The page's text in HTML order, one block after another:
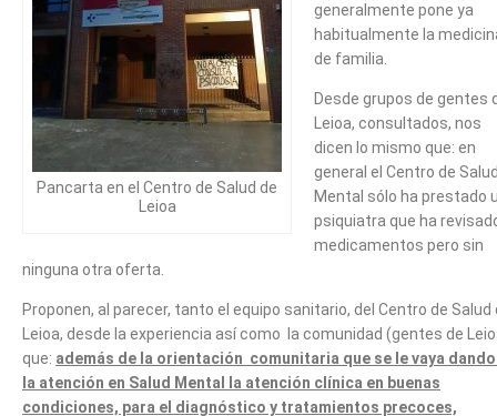
Pancarta en el Centro de Salud de
Leioa
generalmente pone ya
habitualmente la
de familia.
Desde grupos de gentes
Leioa, consultados, nos
dicen lo mismo que: en
general el Centro de
Mental sólo ha prestado
psiquiatra que ha
medicamentos pero sin
ninguna otra oferta.
Proponen, al parecer, tanto el equipo sanitario, del Centro de Salud
Leioa, desde la experiencia así como la comunidad (gentes de
que: además de la orientación comunitaria que se le vaya
la atención en Salud Mental la atención clínica en buenas
condiciones, para el diagnóstico y tratamientos precoces,